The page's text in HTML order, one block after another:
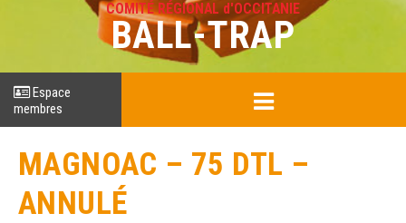
COMITÉ RÉGIONAL d'OCCITANIE
BALL-TRAP
Espace
membres
MAGNOAC – 75 DTL –
ANNULÉ